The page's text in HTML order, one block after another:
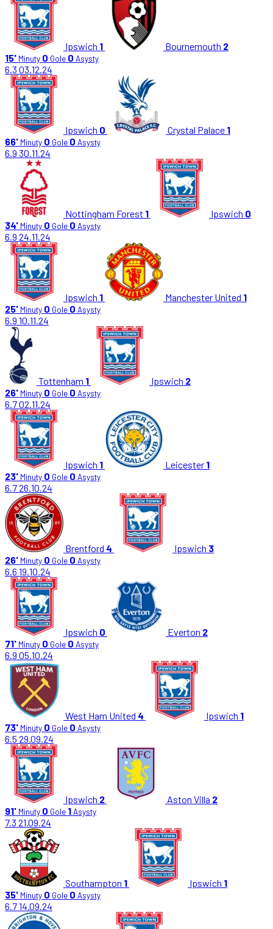
Ipswich 1 Bournemouth 2
15' Minuty 0 Gole 0 Asysty
6.3 03.12.24
Ipswich 0 Crystal Palace 1
66' Minuty 0 Gole 0 Asysty
6.9 30.11.24
Nottingham Forest 1 Ipswich 0
34' Minuty 0 Gole 0 Asysty
6.9 24.11.24
Ipswich 1 Manchester United 1
25' Minuty 0 Gole 0 Asysty
6.9 10.11.24
Tottenham 1 Ipswich 2
26' Minuty 0 Gole 0 Asysty
6.702.11.24
Ipswich 1 Leicester 1
23' Minuty 0 Gole 0 Asysty
6.726.10.24
Brentford 4 Ipswich 3
26' Minuty 0 Gole 0 Asysty
6.6 19.10.24
Ipswich 0 Everton 2
71' Minuty 0 Gole 0 Asysty
6.9 05.10.24
West Ham United 4 Ipswich 1
73' Minuty 0 Gole 0 Asysty
6.5 29.09.24
Ipswich 2 Aston Villa 2
91' Minuty 0 Gole 1Asysty
7.3 21.09.24
Southampton 1 Ipswich 1
35' Minuty 0 Gole 0 Asysty
6.714.09.24